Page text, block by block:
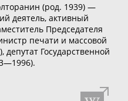
(род. 1939) —
деятель, активный
Председателя
печати и массовой
Государственной